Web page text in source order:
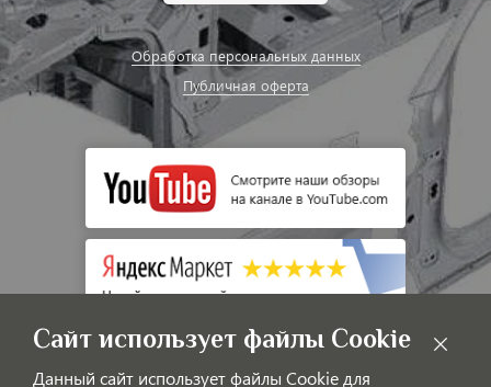
Обработка персональных данных
Публичная оферта
Сайт использует файлы Cookie
Данный сайт использует файлы Cookie для